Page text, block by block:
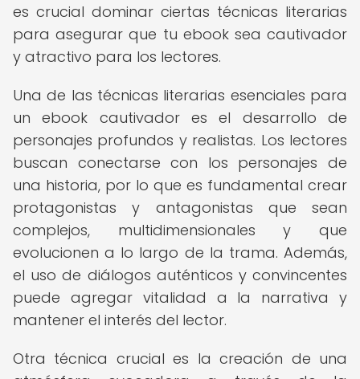
es crucial dominar ciertas técnicas literarias
para asegurar que tu ebook sea cautivador
y atractivo para los lectores.
Una de las técnicas literarias esenciales para
un ebook cautivador es el desarrollo de
personajes profundos y realistas. Los lectores
buscan conectarse con los personajes de
una historia, por lo que es fundamental crear
protagonistas y antagonistas que sean
complejos, multidimensionales y que
evolucionen a lo largo de la trama. Además,
el uso de diálogos auténticos y convincentes
puede agregar vitalidad a la narrativa y
mantener el interés del lector.
Otra técnica crucial es la creación de una